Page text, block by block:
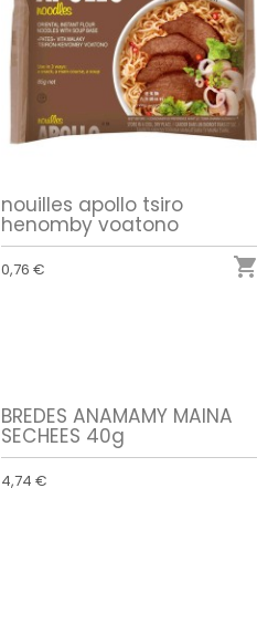
nouilles apollo tsiro
henomby voatono
0,76 € 
BREDES ANAMAMY MAINA
SECHEES 40g
4,74 €